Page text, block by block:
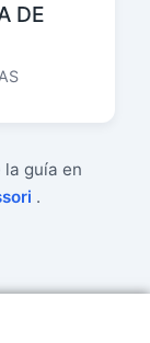
DE
la guía en
.